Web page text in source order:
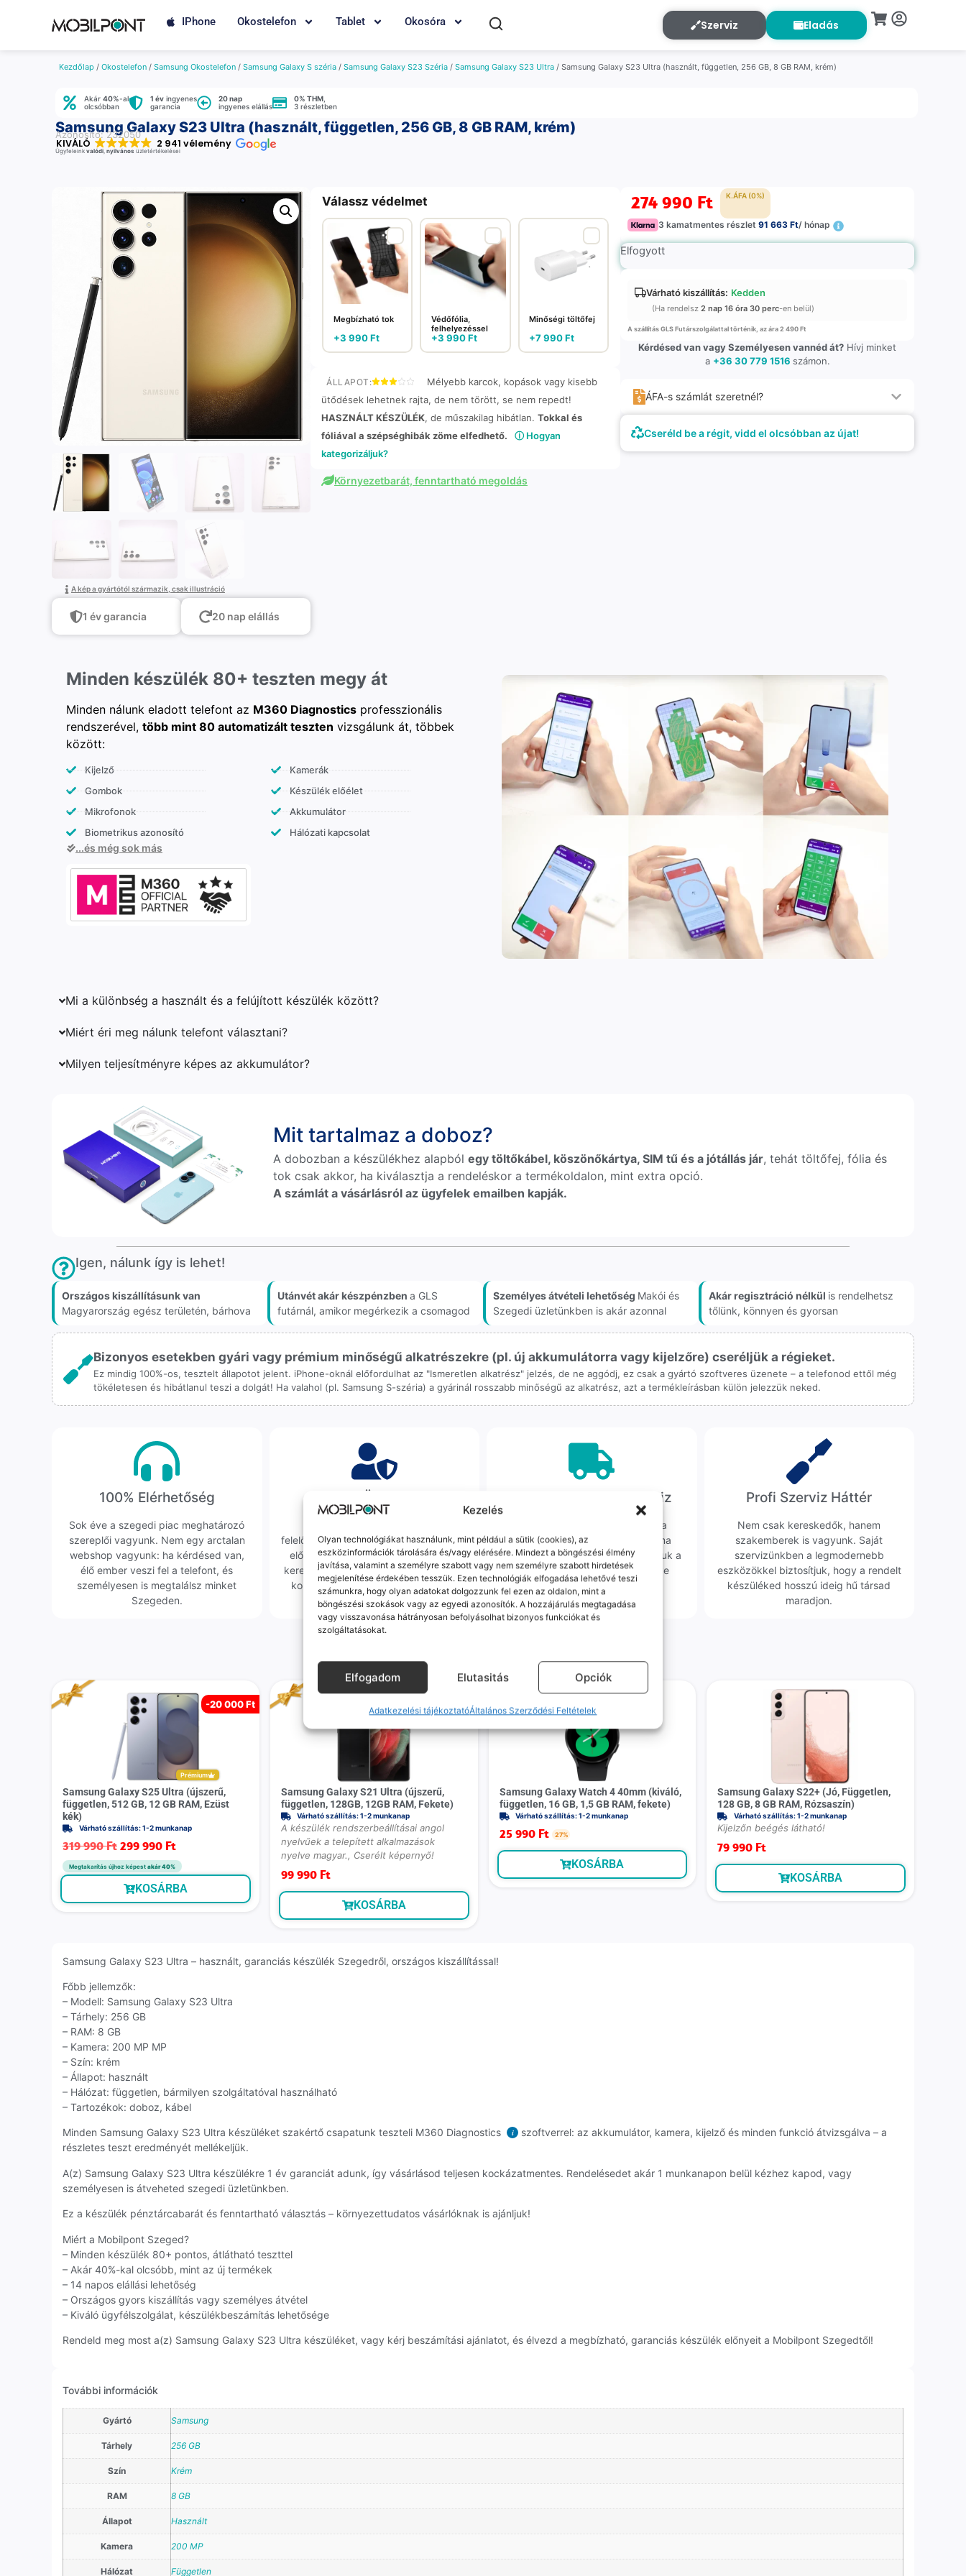
Kezelés
Olyan technológiákat használunk, mint például a sütik (cookies), az
eszközinformációk tárolására és/vagy elérésére. Mindezt a böngészési élmény
javítása, valamint a személyre szabott vagy nem személyre szabott hirdetések
megjelenítése érdekében tesszük. Ezen technológiák elfogadása lehetővé teszi
számunkra, hogy olyan adatokat dolgozzunk fel ezen az oldalon, mint a
böngészési szokások vagy az egyedi azonosítók. A hozzájárulás megtagadása
vagy visszavonása hátrányosan befolyásolhat bizonyos funkciókat és
szolgáltatásokat.
Elfogadom Elutasitás Opciók
Adatkezelési tájékoztatóÁltalános Szerződési Feltételek
IPhone Okostelefon Tablet Okosóra Szerviz Eladás
Kezdőlap / Okostelefon / Samsung Okostelefon / Samsung Galaxy S széria / Samsung Galaxy S23 Széria / Samsung Galaxy S23 Ultra / Samsung Galaxy S23 Ultra (használt, független, 256 GB, 8 GB RAM, krém)
Akár 40%-al
olcsóbban
1 év ingyenes
garancia
20 nap
ingyenes elállás
0% THM
3 részletben
Samsung Galaxy S23 Ultra (használt, független, 256 GB, 8 GB RAM, krém)
Azonosító: 232050
KIVÁLÓ 2 941 vélemény
Ügyfeleink valódi, nyilvános üzletértékelései
A kép a gyártótól származik, csak illustráció
1 év garancia 20 nap elállás
Válassz védelmet
Megbízható tok
+3 990Ft
Védőfólia,
felhelyezéssel
+3 990Ft
Minőségi töltőfej
+7 990Ft
ÁLLAPOT:
Mélyebb karcok, kopások vagy kisebb
ütődések lehetnek rajta, de nem törött, se nem repedt!
HASZNÁLT KÉSZÜLÉK, de műszakilag hibátlan. Tokkal és
fóliával a szépséghibák zöme elfedhető.
ⓘ Hogyan
kategorizáljuk?
Környezetbarát, fenntartható megoldás
274 990 Ft K.ÁFA (0%)
3 kamatmentes részlet91 663 Ft/ hónap
Elfogyott
Várható kiszállítás: Kedden
(Ha rendelsz2 nap 16 óra 30 perc-en belül)
A szállítás GLS Futárszolgálattal történik, az ára 2 490 Ft
Kérdésed van vagy Személyesen vannéd át? Hívj minket
a +36 30 779 1516 számon.
ÁFA-s számlát szeretnél?
Cseréld be a régit, vidd el olcsóbban az újat!
Minden készülék 80+ teszten megy át
Minden nálunk eladott telefont az M360 Diagnostics professzionális
rendszerével, több mint 80 automatizált teszten vizsgálunk át, többek
között:
Kijelző
Gombok
Mikrofonok
Biometrikus azonosító
Kamerák
Készülék előélet
Akkumulátor
Hálózati kapcsolat
...és még sok más
Mi a különbség a használt és a felújított készülék között?
Miért éri meg nálunk telefont választani?
Milyen teljesítményre képes az akkumulátor?
Mit tartalmaz a doboz?
A dobozban a készülékhez alapbólegy töltőkábel, köszönőkártya, SIM tű és a jótállás jár, tehát töltőfej, fólia és
tok csak akkor, ha kiválasztja a rendeléskor a termékoldalon, mint extra opció.
A számlát a vásárlásról az ügyfelek emailben kapják.
Igen, nálunk így is lehet!
Országos kiszállításunk van
Magyarország egész területén, bárhova
Utánvét akár készpénzben a GLS
futárnál, amikor megérkezik a csomagod
Személyes átvételi lehetőség Makói és
Szegedi üzletünkben is akár azonnal
Akár regisztráció nélkül is rendelhetsz
tőlünk, könnyen és gyorsan
Bizonyos esetekben gyári vagy prémium minőségű alkatrészekre (pl. új akkumulátorra vagy kijelzőre) cseréljük a régieket.
Ez mindig 100%-os, tesztelt állapotot jelent. iPhone-oknál előfordulhat az "Ismeretlen alkatrész" jelzés, de ne aggódj, ez csak a gyártó szoftveres üzenete – a telefonod ettől még
tökéletesen és hibátlanul teszi a dolgát! Ha valahol (pl. Samsung S-széria) a gyárinál rosszabb minőségű az alkatrész, azt a termékleírásban külön jelezzük neked.
100% Elérhetőség
Sok éve a szegedi piac meghatározó
szereplői vagyunk. Nem egy arctalan
webshop vagyunk: ha kérdésed van,
élő ember veszi fel a telefont, és
személyesen is megtalálsz minket
Szegeden.
felelősségvállalás nálunk alap. Ha ritkán
előfordul egy hiba, nem kifogásokat
keresünk, hanem megoldást. Szakértő
kollégáink azonnal kézbe veszik az
ügyedet.
Ingyenes Futár & Szerviz
Ha messze laksz, mi megyünk a
készülékért. Garanciális probléma
esetén küldjük a futárt, bevizsgáljuk a
telefont, és javítva vagy cserélve
küldjük vissza – neked ez 0 Ft
költséggel jár.
Profi Szerviz Háttér
Nem csak kereskedők, hanem
szakemberek is vagyunk. Saját
szervizünkben a legmodernebb
eszközökkel biztosítjuk, hogy a rendelt
készüléked hosszú ideig hű társad
maradjon.
Mások ezeket is megnézték
-20 000 Ft
Prémium
Samsung Galaxy S25 Ultra (újszerű,
független, 512 GB, 12 GB RAM, Ezüst
kék)
Várható szállítás: 1-2 munkanap
319 990Ft299 990 Ft
Megtakarítás újhoz képest akár 40%
KOSÁRBA
Samsung Galaxy S21 Ultra (újszerű,
független, 128GB, 12GB RAM, Fekete)
Várható szállítás: 1-2 munkanap
A készülék rendszerbeállításai angol
nyelvűek a telepített alkalmazások
nyelve magyar., Cserélt képernyő!
99 990 Ft
KOSÁRBA
Samsung Galaxy Watch 4 40mm (kiváló,
független, 16 GB, 1,5 GB RAM, fekete)
Várható szállítás: 1-2 munkanap
25 990 Ft 27%
KOSÁRBA
Samsung Galaxy S22+ (Jó, Független,
128 GB, 8 GB RAM, Rózsaszín)
Várható szállítás: 1-2 munkanap
Kijelzőn beégés látható!
79 990 Ft
KOSÁRBA
Samsung Galaxy S23 Ultra – használt, garanciás készülék Szegedről, országos kiszállítással!
Főbb jellemzők:
– Modell: Samsung Galaxy S23 Ultra
– Tárhely: 256 GB
– RAM: 8 GB
– Kamera: 200 MP MP
– Szín: krém
– Állapot: használt
– Hálózat: független, bármilyen szolgáltatóval használható
– Tartozékok: doboz, kábel
Minden Samsung Galaxy S23 Ultra készüléket szakértő csapatunk teszteli M360 Diagnostics i
szoftverrel: az akkumulátor, kamera, kijelző és minden funkció átvizsgálva – a
részletes teszt eredményét mellékeljük.
A(z) Samsung Galaxy S23 Ultra készülékre 1 év garanciát adunk, így vásárlásod teljesen kockázatmentes. Rendelésedet akár 1 munkanapon belül kézhez kapod, vagy
személyesen is átveheted szegedi üzletünkben.
Ez a készülék pénztárcabarát és fenntartható választás – környezettudatos vásárlóknak is ajánljuk!
Miért a Mobilpont Szeged?
– Minden készülék 80+ pontos, átlátható teszttel
– Akár 40%-kal olcsóbb, mint az új termékek
– 14 napos elállási lehetőség
– Országos gyors kiszállítás vagy személyes átvétel
– Kiváló ügyfélszolgálat, készülékbeszámítás lehetősége
Rendeld meg most a(z) Samsung Galaxy S23 Ultra készüléket, vagy kérj beszámítási ajánlatot, és élvezd a megbízható, garanciás készülék előnyeit a Mobilpont Szegedtől!
További információk
Gyártó Samsung
Tárhely 256 GB
Szín Krém
RAM 8 GB
Állapot Használt
Kamera 200 MP
Hálózat Független